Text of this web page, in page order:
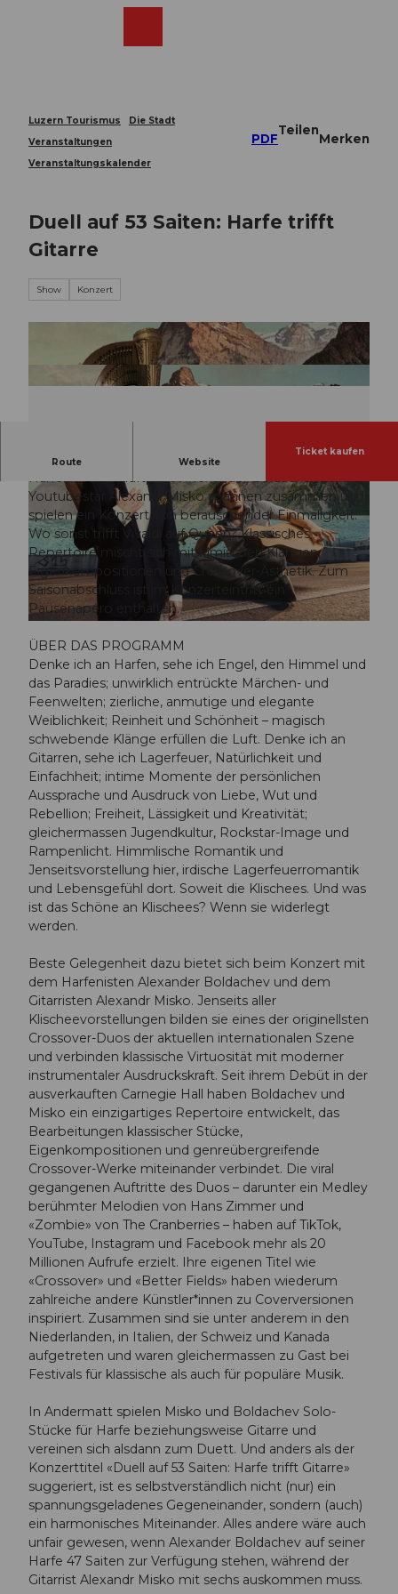
Luzern Tourismus
Die Stadt
Veranstaltungen
Veranstaltungskalender
PDF
Teilen
Merken
Duell auf 53 Saiten: Harfe trifft
Gitarre
Show Konzert
© Guidle.com
Route Website
Ticket kaufen
Ein Konzert von berauschender Einmaligkeit.
Harfenist und Kraftpaket Alexander Boldachev sowie
Youtubestar Alexandr Misko spannen zusammen und
spielen ein Konzert von berauschender Einmaligkeit.
Wo sonst trifft Vivaldi auf Queen? Klassisches
Repertoire mischt sich mit filmischen Klängen,
Eigenkompositionen und Crossover-Ästhetik. Zum
Saisonabschluss ist im Konzerteintritt ein
Pausenapéro enthalten.
ÜBER DAS PROGRAMM
Denke ich an Harfen, sehe ich Engel, den Himmel und
das Paradies; unwirklich entrückte Märchen- und
Feenwelten; zierliche, anmutige und elegante
Weiblichkeit; Reinheit und Schönheit – magisch
schwebende Klänge erfüllen die Luft. Denke ich an
Gitarren, sehe ich Lagerfeuer, Natürlichkeit und
Einfachheit; intime Momente der persönlichen
Aussprache und Ausdruck von Liebe, Wut und
Rebellion; Freiheit, Lässigkeit und Kreativität;
gleichermassen Jugendkultur, Rockstar-Image und
Rampenlicht. Himmlische Romantik und
Jenseitsvorstellung hier, irdische Lagerfeuerromantik
und Lebensgefühl dort. Soweit die Klischees. Und was
ist das Schöne an Klischees? Wenn sie widerlegt
werden.
Beste Gelegenheit dazu bietet sich beim Konzert mit
dem Harfenisten Alexander Boldachev und dem
Gitarristen Alexandr Misko. Jenseits aller
Klischeevorstellungen bilden sie eines der originellsten
Crossover-Duos der aktuellen internationalen Szene
und verbinden klassische Virtuosität mit moderner
instrumentaler Ausdruckskraft. Seit ihrem Debüt in der
ausverkauften Carnegie Hall haben Boldachev und
Misko ein einzigartiges Repertoire entwickelt, das
Bearbeitungen klassischer Stücke,
Eigenkompositionen und genreübergreifende
Crossover-Werke miteinander verbindet. Die viral
gegangenen Auftritte des Duos – darunter ein Medley
berühmter Melodien von Hans Zimmer und
«Zombie» von The Cranberries – haben auf TikTok,
YouTube, Instagram und Facebook mehr als 20
Millionen Aufrufe erzielt. Ihre eigenen Titel wie
«Crossover» und «Better Fields» haben wiederum
zahlreiche andere Künstler*innen zu Coverversionen
inspiriert. Zusammen sind sie unter anderem in den
Niederlanden, in Italien, der Schweiz und Kanada
aufgetreten und waren gleichermassen zu Gast bei
Festivals für klassische als auch für populäre Musik.
In Andermatt spielen Misko und Boldachev Solo-
Stücke für Harfe beziehungsweise Gitarre und
vereinen sich alsdann zum Duett. Und anders als der
Konzerttitel «Duell auf 53 Saiten: Harfe trifft Gitarre»
suggeriert, ist es selbstverständlich nicht (nur) ein
spannungsgeladenes Gegeneinander, sondern (auch)
ein harmonisches Miteinander. Alles andere wäre auch
unfair gewesen, wenn Alexander Boldachev auf seiner
Harfe 47 Saiten zur Verfügung stehen, während der
Gitarrist Alexandr Misko mit sechs auskommen muss.